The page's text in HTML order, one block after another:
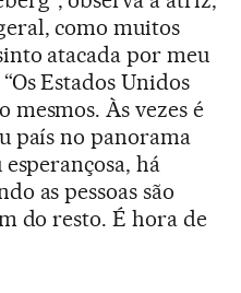
como muitos
atacada por meu
Estados Unidos
mesmos. Às vezes é
país no panorama
há
as pessoas são
do resto. É hora de